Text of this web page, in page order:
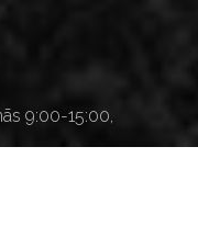
9:00-15:00,